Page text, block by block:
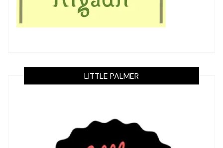
LITTLE PALMER